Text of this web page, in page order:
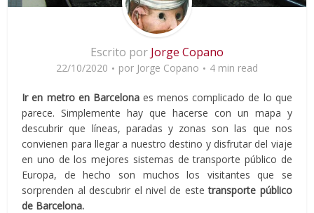
Escrito por Jorge Copano
22/10/2020 por Jorge Copano 4 min read
Ir en metro en Barcelonaes menos complicado de lo que
parece. Simplemente hay que hacerse con un mapa y
descubrir que líneas, paradas y zonas son las que nos
convienen para llegar a nuestro destino y disfrutar del viaje
en uno de los mejores sistemas de transporte público de
Europa, de hecho son muchos los visitantes que se
sorprenden al descubrir el nivel de estetransporte público
de Barcelona.